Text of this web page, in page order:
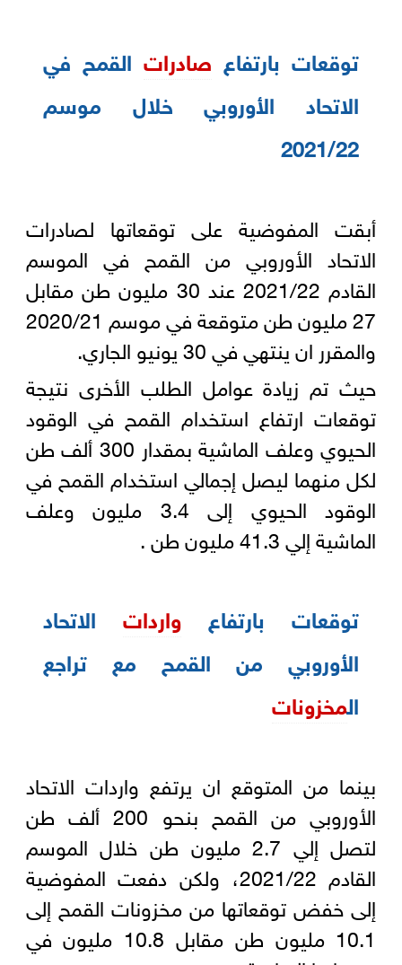
توقعات بارتفاع صادرات القمح في
الاتحاد الأوروبي خلال موسم
2021/22
أبقت المفوضية على توقعاتها لصادرات
الاتحاد الأوروبي من القمح في الموسم
القادم 2021/22 عند 30 مليون طن مقابل
27 مليون طن متوقعة في موسم 2020/21
والمقرر ان ينتهي في 30 يونيو الجاري.
حيث تم زيادة عوامل الطلب الأخرى نتيجة
توقعات ارتفاع استخدام القمح في الوقود
الحيوي وعلف الماشية بمقدار 300 ألف طن
لكل منهما ليصل إجمالي استخدام القمح في
الوقود الحيوي إلى 3.4 مليون وعلف
الماشية إلي 41.3 مليون طن .
توقعات بارتفاع واردات الاتحاد
الأوروبي من القمح مع تراجع
المخزونات
بينما من المتوقع ان يرتفع واردات الاتحاد
الأوروبي من القمح بنحو 200 ألف طن
لتصل إلي 2.7 مليون طن خلال الموسم
القادم 2021/22، ولكن دفعت المفوضية
إلى خفض توقعاتها من مخزونات القمح إلى
10.1 مليون طن مقابل 10.8 مليون في